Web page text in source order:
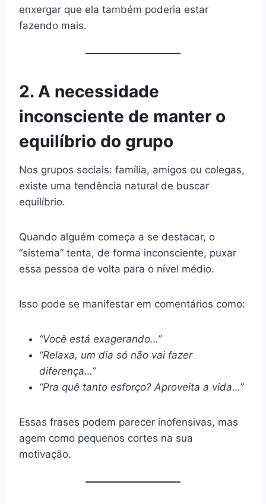
enxergar que ela também poderia estar
fazendo mais.
2. A necessidade
inconsciente de manter o
equilíbrio do grupo
Nos grupos sociais: família, amigos ou colegas,
existe uma tendência natural de buscar
equilíbrio.
Quando alguém começa a se destacar, o
“sistema” tenta, de forma inconsciente, puxar
essa pessoa de volta para o nível médio.
Isso pode se manifestar em comentários como:
“Você está exagerando…”
“Relaxa, um dia só não vai fazer
diferença…”
“Pra quê tanto esforço? Aproveita a vida…”
Essas frases podem parecer inofensivas, mas
agem como pequenos cortes na sua
motivação.